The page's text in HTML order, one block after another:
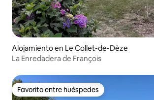
Alojamiento en Le Collet-de-Dèze
La Enredadera de François
Favorito entre huéspedes
Favorito entre huéspedes